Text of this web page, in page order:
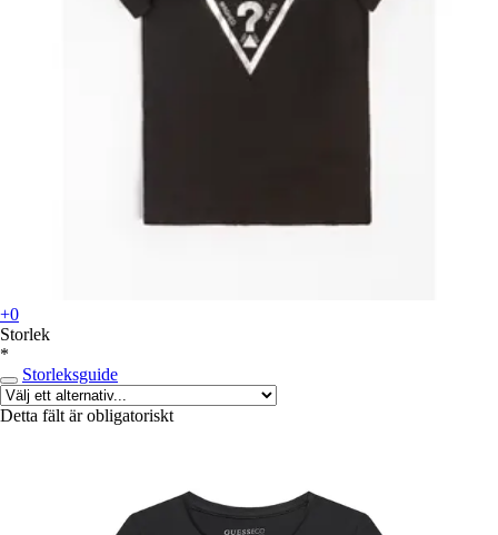
+0
Storlek
*
Storleksguide
Detta fält är obligatoriskt